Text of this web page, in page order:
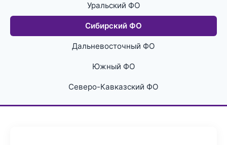
Уральский ФО
Сибирский ФО
Дальневосточный ФО
Южный ФО
Северо-Кавказский ФО